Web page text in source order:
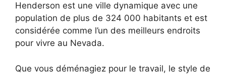
Henderson est une ville dynamique avec une
population de plus de 324 000 habitants et est
considérée comme l’un des meilleurs endroits
pour vivre au Nevada.
Que vous déménagiez pour le travail, le style de